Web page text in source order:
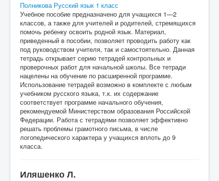
Полникова Русский язык 1 класс
Учебное пособие предназначено для учащихся 1—2
классов, а также для учителей и родителей, стремящихся
помочь ребенку освоить родной язык. Материал,
приведенный в пособии, позволяет проводить работу как
под руководством учителя, так и самостоятельно. Данная
тетрадь открывает серию тетрадей контрольных и
проверочных работ для начальной школы. Все тетради
нацелены на обучение по расширенной программе.
Использование тетрадей возможно в комплекте с любым
учебником русского языка, т.к. их содержание
соответствует программе начального обучения,
рекомендуемой Министерством образования Российской
Федерации. Работа с тетрадями позволяет эффективно
решать проблемы грамотного письма, в числе
логопедического характера у учащихся вплоть до 9
класса.
Иляшенко Л.